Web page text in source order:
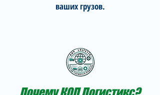
ваших грузов.